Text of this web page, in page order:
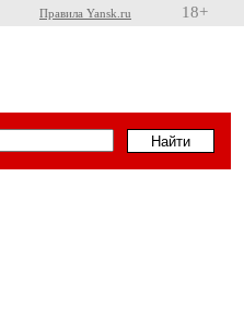
Правила Yansk.ru 18+